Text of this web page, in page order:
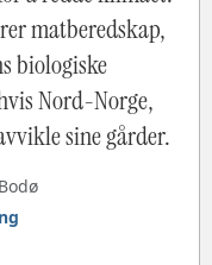
matberedskap,
biologiske
Nord-Norge,
sine gårder.